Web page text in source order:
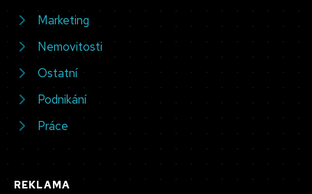
Marketing
Nemovitosti
Ostatní
Podnikání
Práce
REKLAMA